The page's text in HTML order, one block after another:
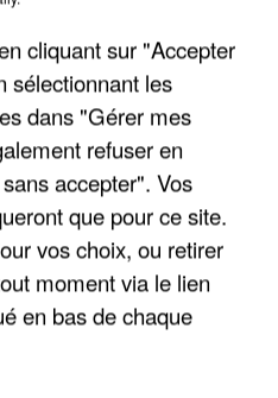
LANCE UN ÉLAN
cliquant sur "Accepter
sélectionnant les
dans "Gérer mes
refuser en
accepter". Vos
que pour ce site.
vos choix, ou retirer
moment via le lien
en bas de chaque